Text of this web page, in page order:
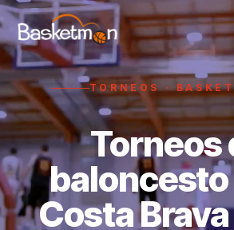
TORNEOS ·
Torneos
baloncesto
Costa